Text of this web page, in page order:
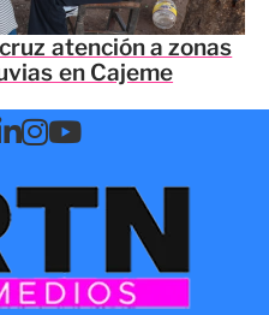
atención a zonas
en Cajeme